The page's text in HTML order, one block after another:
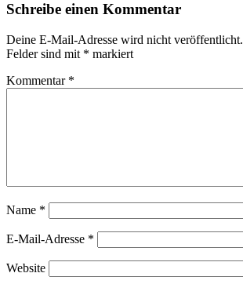
Schreibe einen Kommentar
Deine E-Mail-Adresse wird nicht veröffentlicht.
Felder sind mit * markiert
Kommentar *
Name *
E-Mail-Adresse *
Website